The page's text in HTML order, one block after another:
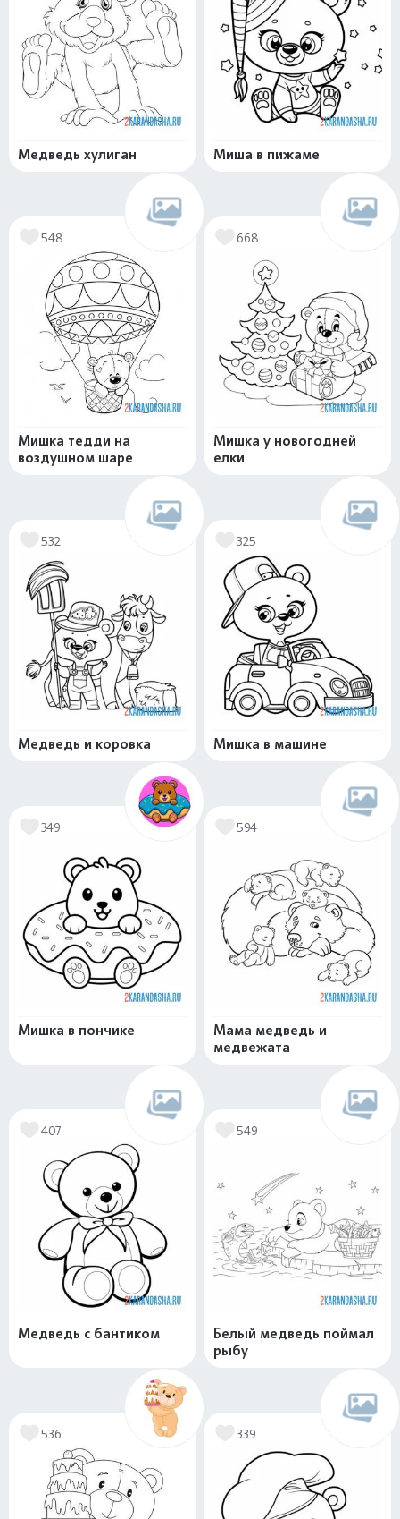
Медведь хулиган Миша в пижаме
548
Мишка тедди на
воздушном шаре
668
Мишка у новогодней
елки
532
Медведь и коровка
325
Мишка в машине
349
Мишка в пончике
594
Мама медведь и
медвежата
407
Медведь с бантиком
549
Белый медведь поймал
рыбу
536 339